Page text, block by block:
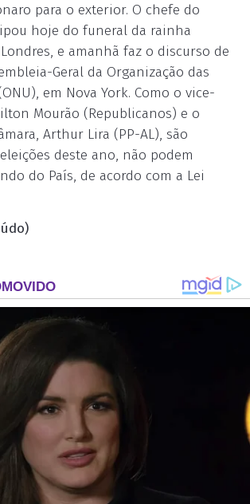
para o exterior. O chefe do
hoje do funeral da rainha
e amanhã faz o discurso de
Geral da Organização das
em Nova York. Como o vice-
Mourão (Republicanos) e o
Arthur Lira (PP-AL), são
deste ano, não podem
do País, de acordo com a Lei